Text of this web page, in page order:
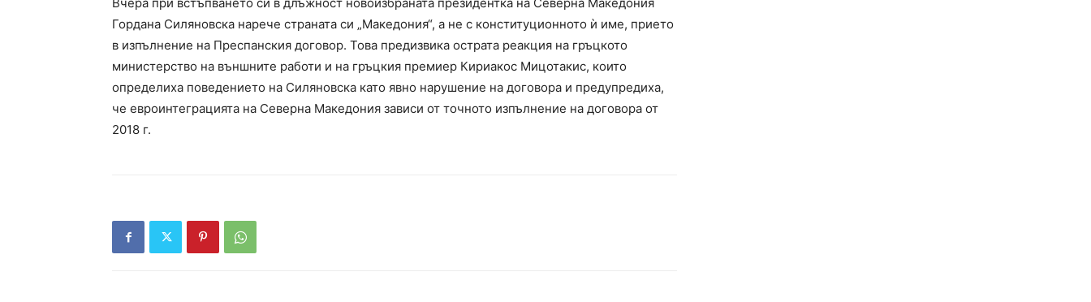
Гордана Силяновска нарече страната си „Македония“, а не с конституционното ѝ име, прието
в изпълнение на Преспанския договор. Това предизвика острата реакция на гръцкото
министерство на външните работи и на гръцкия премиер Кириакос Мицотакис, които
определиха поведението на Силяновска като явно нарушение на договора и предупредиха,
че евроинтеграцията на Северна Македония зависи от точното изпълнение на договора от
2018 г.